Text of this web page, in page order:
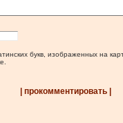
букв, изображенных на
| прокомментировать |